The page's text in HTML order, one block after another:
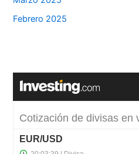
Febrero 2025